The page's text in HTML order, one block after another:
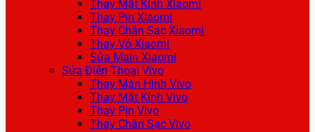
Thay Mặt Kính Xiaomi
Thay Pin Xiaomi
Thay Chân Sạc Xiaomi
Thay Vỏ Xiaomi
Sửa Main Xiaomi
Sửa Điện Thoại Vivo
Thay Màn Hình Vivo
Thay Mặt Kính Vivo
Thay Pin Vivo
Thay Chân Sạc Vivo